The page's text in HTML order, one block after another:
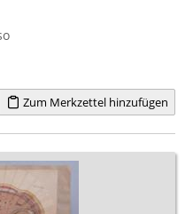
Zum Merkzettel hinzufügen